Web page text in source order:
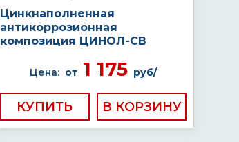
Цинкнаполненная
антикоррозионная
композиция ЦИНОЛ-СВ
Цена: от 1 175 руб/
КУПИТЬ